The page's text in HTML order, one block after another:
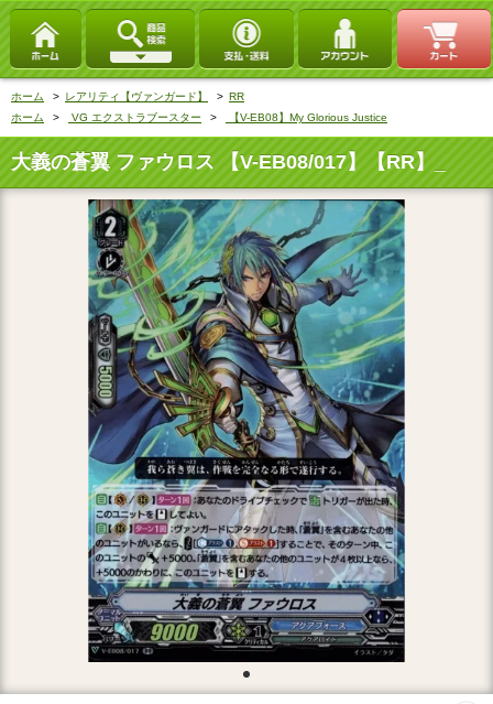
ホーム > レアリティ【ヴァンガード】 > RR
ホーム
> VG エクストラブースター > 【V-EB08】My Glorious Justice
大義の蒼翼 ファウロス 【V-EB08/017】【RR】_